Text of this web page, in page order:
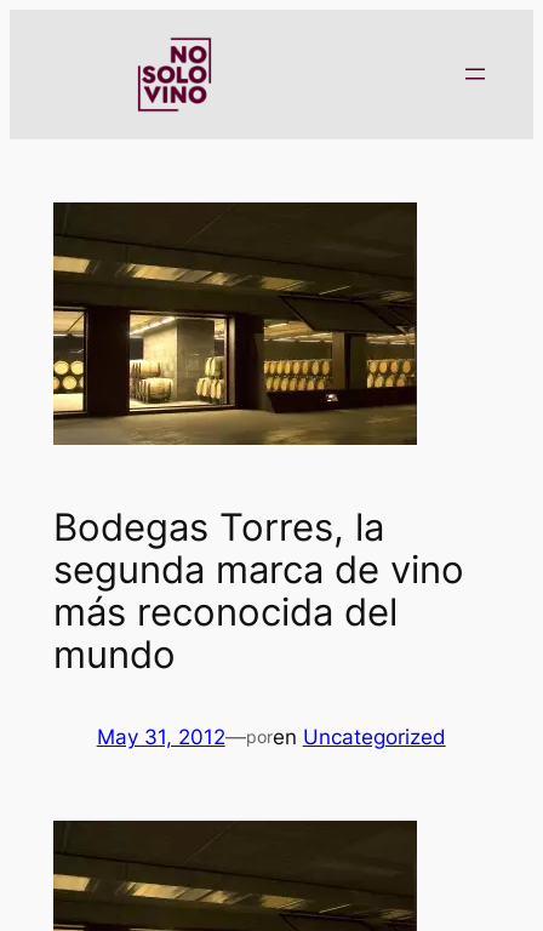
Bodegas Torres, la
segunda marca de vino
más reconocida del
mundo
May 31, 2012—poren Uncategorized